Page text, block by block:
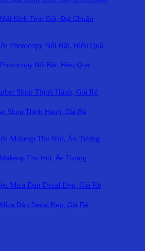
Kính Trọn Gói, Đạt Chuẩn
Nổi Bật, Hiệu Quả
Shop Thịnh Hành, Giá Rẻ
Thu Hút, Ấn Tượng
Dán Decal Đẹp, Giá Rẻ